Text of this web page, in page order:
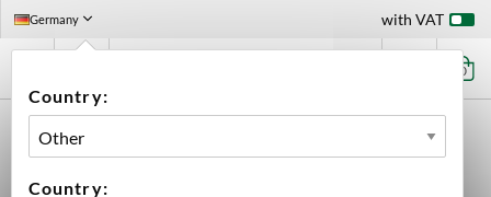
Germany
Country:
Country:
with VAT
0
PLASTIC TUB TO FASTWASHER 24/FASTWASHER RACK